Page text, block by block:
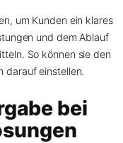
um Kunden ein klares
und dem Ablauf
So können sie den
darauf einstellen.
bei